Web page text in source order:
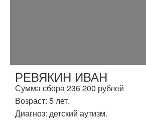
РЕВЯКИН ИВАН
Сумма сбора 236 200 рублей
Возраст: 5 лет.
Диагноз: детский аутизм.